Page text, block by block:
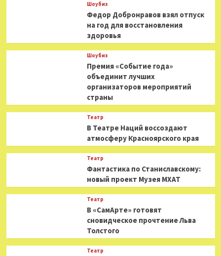
Шоубиз
Федор Добронравов взял отпуск
на год для восстановления
здоровья
Шоубиз
Премия «Событие года»
объединит лучших
организаторов мероприятий
страны
Театр
В Театре Наций воссоздают
атмосферу Красноярского края
Театр
Фантастика по Станиславскому:
новый проект Музея МХАТ
Театр
В «СамАрте» готовят
сновидческое прочтение Льва
Толстого
Театр